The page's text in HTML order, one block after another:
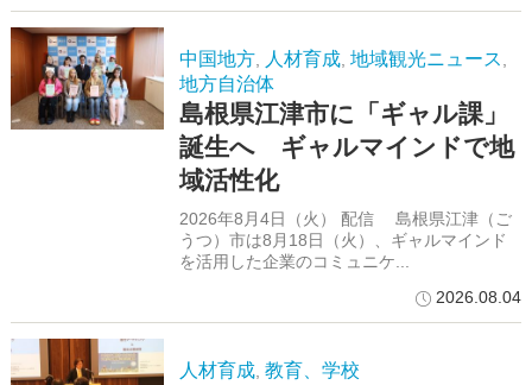
中国地方, 人材育成, 地域観光ニュース,
地方自治体
島根県江津市に「ギャル課」
誕生へ ギャルマインドで地
域活性化
2026年8月4日（火） 配信 島根県江津（ご
うつ）市は8月18日（火）、ギャルマインド
を活用した企業のコミュニケ...
2026.08.04
人材育成, 教育、学校